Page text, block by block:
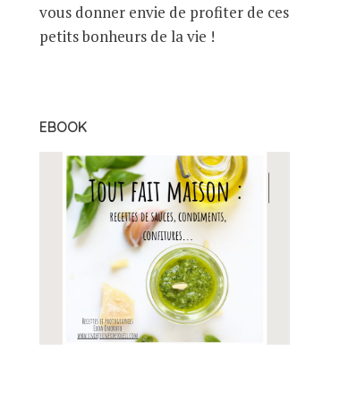
vous donner envie de profiter de ces
petits bonheurs de la vie !
EBOOK